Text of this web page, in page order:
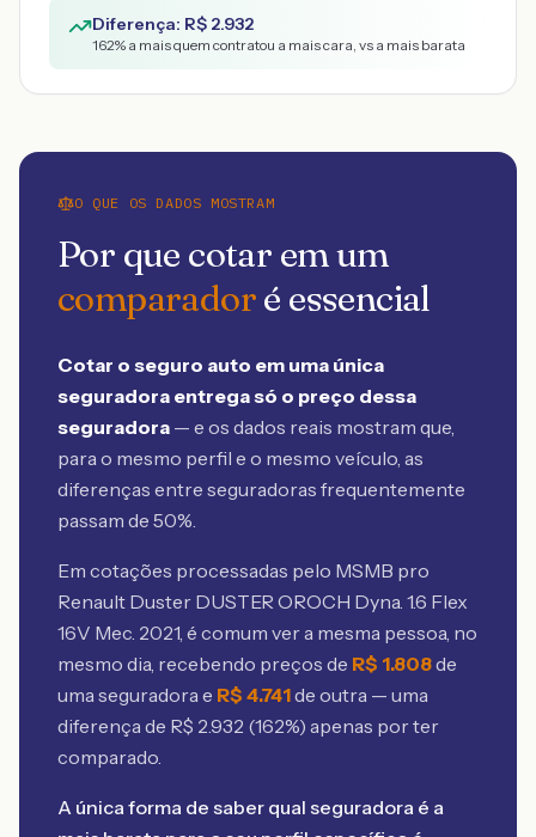
Diferença: R$ 2.932
162% a mais quem contratou a mais cara, vs a mais barata
O QUE OS DADOS MOSTRAM
Por que cotar em um
comparadoré essencial
Cotar o seguro auto em uma única
seguradora entrega só o preço dessa
seguradora — e os dados reais mostram que,
para o mesmo perfil e o mesmo veículo, as
diferenças entre seguradoras frequentemente
passam de 50%.
Em cotações processadas pelo MSMB pro
Renault Duster DUSTER OROCH Dyna. 1.6 Flex
16V Mec. 2021, é comum ver a mesma pessoa, no
mesmo dia, recebendo preços de R$ 1.808de
uma seguradora e R$ 4.741de outra — uma
diferença de R$ 2.932 (162%) apenas por ter
comparado.
A única forma de saber qual seguradora é a